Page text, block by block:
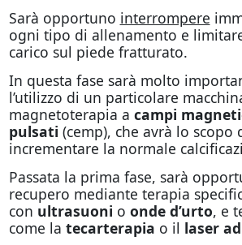
Sarà opportuno interrompere
ogni tipo di allenamento e
carico sul piede fratturato.
In questa fase sarà molto
l’utilizzo di un particolare
magnetoterapia a campi
pulsati (cemp), che avrà lo scopo
incrementare la normale
Passata la prima fase, sarà
recupero mediante terapia
con ultrasuoni o onde d’urto, e
come la tecarterapia o il laser